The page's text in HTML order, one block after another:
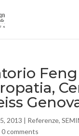
2013 | Referenze,
0 comments